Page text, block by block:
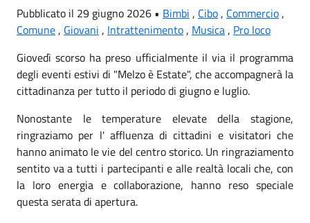
Pubblicato il 29 giugno 2026 • Bimbi , Cibo, Commercio,
Comune, Giovani , Intrattenimento, Musica, Pro loco
Giovedì scorso ha preso ufficialmente il via il programma
degli eventi estivi di "Melzo è Estate", che accompagnerà la
cittadinanza per tutto il periodo di giugno e luglio.
Nonostante le temperature elevate della stagione,
ringraziamo per l' affluenza di cittadini e visitatori che
hanno animato le vie del centro storico. Un ringraziamento
sentito va a tutti i partecipanti e alle realtà locali che, con
la loro energia e collaborazione, hanno reso speciale
questa serata di apertura.